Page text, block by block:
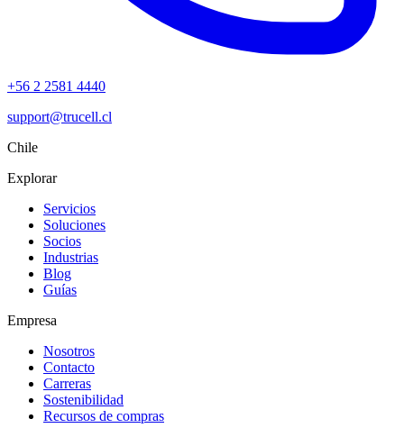
+56 2 2581 4440
support@trucell.cl
Chile
Explorar
Servicios
Soluciones
Socios
Industrias
Blog
Guías
Empresa
Nosotros
Contacto
Carreras
Sostenibilidad
Recursos de compras